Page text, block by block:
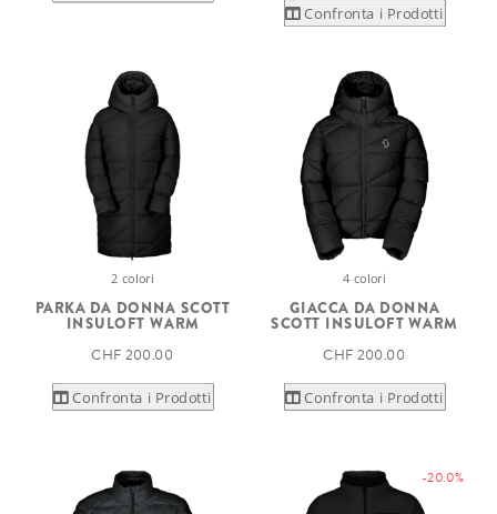
Confronta i Prodotti
2 colori
PARKA DA DONNA SCOTT
INSULOFT WARM
CHF 200.00
Confronta i Prodotti
4 colori
GIACCA DA DONNA
SCOTT INSULOFT WARM
CHF 200.00
Confronta i Prodotti
-20.0%